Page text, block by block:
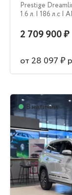
Prestige
1.6 л. | 186 л.c |
2 709 900 ₽
от 28 097 ₽
В наличии